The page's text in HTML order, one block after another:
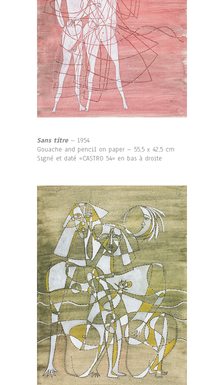
Sans titre– 1954
Gouache and pencil on paper – 55,5 x 42,5 cm
Signé et daté «CASTRO 54» en bas à droite